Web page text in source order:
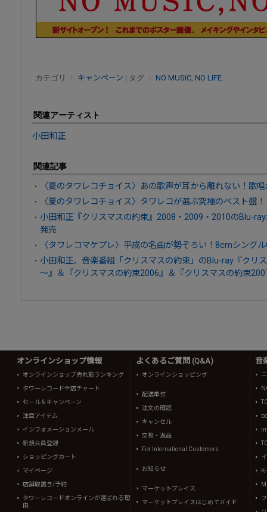
カテゴリ ： キャンペーン | タグ ： NO MUSIC, NO LIFE.
関連アーティスト
小田和正
関連記事
〈夏のタワレコチョイス〉あの歌声が耳から離れない！歌
〈夏のタワレコチョイス〉タワレコが選ぶ究極のベスト盤！
小田和正『クリスマスの約束』2008・2009・2010のBlu-
発売
〈タワレコマケプレ〉平成の名曲が勢ぞろい！8cmシング
小田和正、音楽番組「クリスマスの約束」のBlu-ray『クリ
～』＆『クリスマスの約束2006』＆『クリスマスの約束
オンラインショップ情報
オンラインショップ売れ筋ランキング
タワーレコード全店チャート
セール＆キャンペーン
注目アイテム
インフォメーションメール
新規会員登録
ショッピングカート
マイページ
店舗取置き/予約
タワーレコードオンラインが選ばれる理
由
よくあるご質問 (Q&A)
オンラインショッピング
配送単位
注文の確認
キャンセル
交換・返品
For International Customers
お知らせ
マーケットプレイス
マーケットプレイスはじめてガイド
音